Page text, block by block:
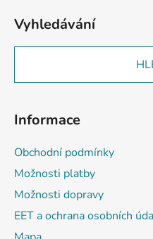
Vyhledávání
Informace
Obchodní podmínky
Možnosti platby
Možnosti dopravy
EET a ochrana osobních